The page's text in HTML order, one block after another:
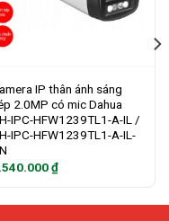
IP thân ánh sáng
2.0MP có mic Dahua
IPC-HFW1239TL1-A-IL /
IPC-HFW1239TL1-A-IL-
₫